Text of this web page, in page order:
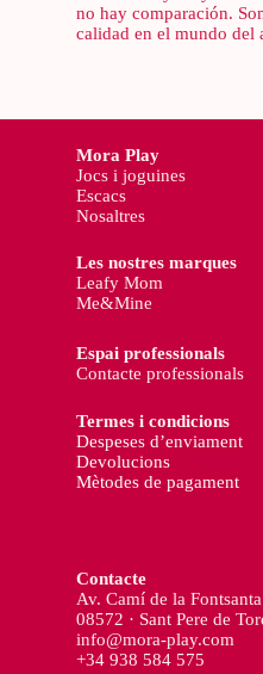
no hay comparación.
calidad en el mundo del
Mora Play
Jocs i joguines
Escacs
Nosaltres
Les nostres marques
Leafy Mom
Me&Mine
Espai professionals
Contacte professionals
Termes i condicions
Despeses d’enviament
Devolucions
Mètodes de pagament
Contacte
Av. Camí de la
08572 · Sant Pere de
info@mora-play.com
+34 938 584 575